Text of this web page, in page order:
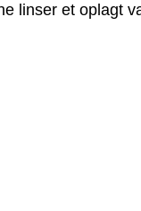
linser et oplagt